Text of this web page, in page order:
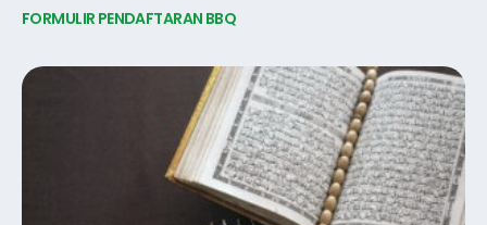
FORMULIR PENDAFTARAN BBQ